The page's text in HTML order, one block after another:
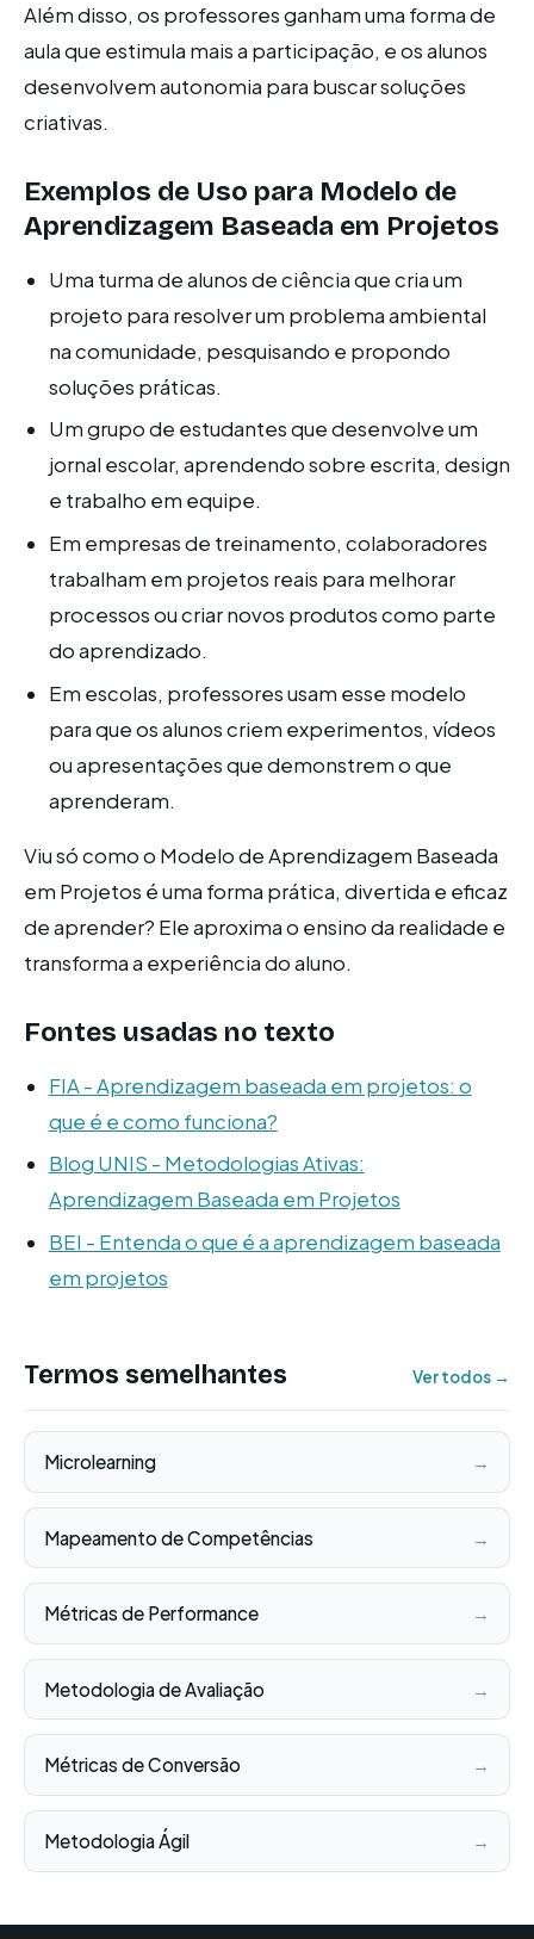
Além disso, os professores ganham uma forma de
aula que estimula mais a participação, e os alunos
desenvolvem autonomia para buscar soluções
criativas.
Exemplos de Uso para Modelo de
Aprendizagem Baseada em Projetos
Uma turma de alunos de ciência que cria um
projeto para resolver um problema ambiental
na comunidade, pesquisando e propondo
soluções práticas.
Um grupo de estudantes que desenvolve um
jornal escolar, aprendendo sobre escrita, design
e trabalho em equipe.
Em empresas de treinamento, colaboradores
trabalham em projetos reais para melhorar
processos ou criar novos produtos como parte
do aprendizado.
Em escolas, professores usam esse modelo
para que os alunos criem experimentos, vídeos
ou apresentações que demonstrem o que
aprenderam.
Viu só como o Modelo de Aprendizagem Baseada
em Projetos é uma forma prática, divertida e eficaz
de aprender? Ele aproxima o ensino da realidade e
transforma a experiência do aluno.
Fontes usadas no texto
FIA - Aprendizagem baseada em projetos: o
que é e como funciona?
Blog UNIS - Metodologias Ativas:
Aprendizagem Baseada em Projetos
BEI - Entenda o que é a aprendizagem baseada
em projetos
Termos semelhantes Ver todos →
Microlearning →
Mapeamento de Competências →
Métricas de Performance →
Metodologia de Avaliação →
Métricas de Conversão →
Metodologia Ágil →